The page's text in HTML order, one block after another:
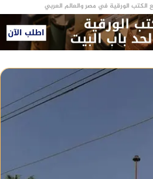
الكتب الورقية في مصر والعالم العربي